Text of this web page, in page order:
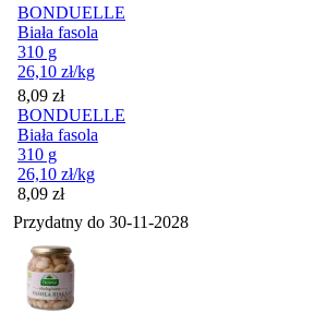
BONDUELLE
Biała fasola
310 g
26,10 zł/kg
Cena
8,09 zł
BONDUELLE
Biała fasola
310 g
26,10 zł/kg
Cena
8,09 zł
Przydatny do 30-11-2028